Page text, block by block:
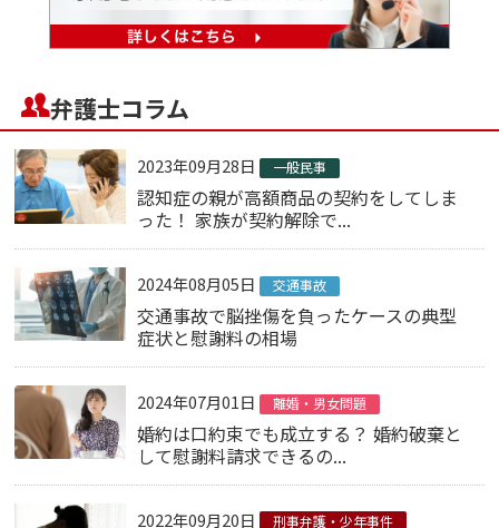
弁護士コラム
2023年09月28日 一般民事
認知症の親が高額商品の契約をしてしま
った！ 家族が契約解除で...
2024年08月05日 交通事故
交通事故で脳挫傷を負ったケースの典型
症状と慰謝料の相場
2024年07月01日 離婚・男女問題
婚約は口約束でも成立する？ 婚約破棄と
して慰謝料請求できるの...
2022年09月20日 刑事弁護・少年事件